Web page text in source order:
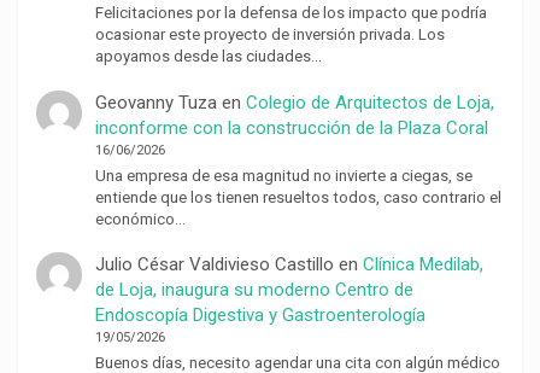
Felicitaciones por la defensa de los impacto que podría
ocasionar este proyecto de inversión privada. Los
apoyamos desde las ciudades…
Geovanny Tuzaen Colegio de Arquitectos de Loja,
inconforme con la construcción de la Plaza Coral
16/06/2026
Una empresa de esa magnitud no invierte a ciegas, se
entiende que los tienen resueltos todos, caso contrario el
económico…
Julio César Valdivieso Castillo en Clínica Medilab,
de Loja, inaugura su moderno Centro de
Endoscopía Digestiva y Gastroenterología
19/05/2026
Buenos días, necesito agendar una cita con algún médico